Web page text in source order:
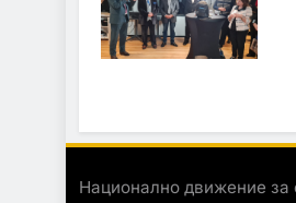
Национално движение за